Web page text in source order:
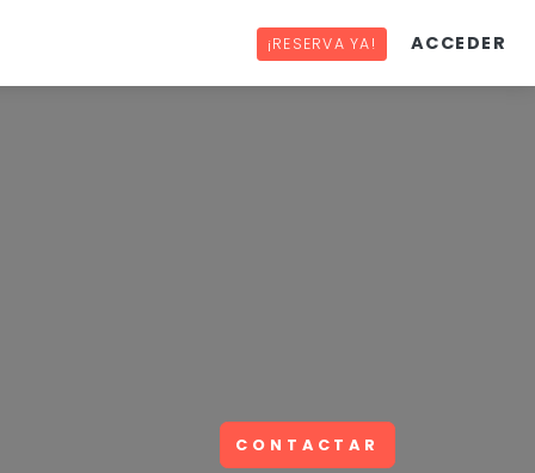
¡RESERVA YA! ACCEDER
CONTACTAR